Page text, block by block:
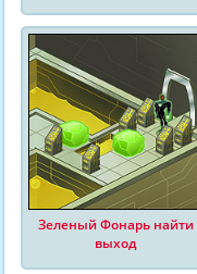
Зеленый Фонарь найти
выход